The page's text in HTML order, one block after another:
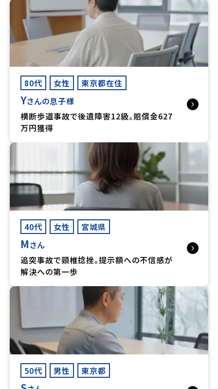
80代 女性 東京都在住
Yさんの息子様
横断歩道事故で後遺障害12級。賠償金627
万円獲得
40代 女性 宮城県
Mさん
追突事故で頸椎捻挫。提示額への不信感が
解決への第一歩
50代 男性 東京都